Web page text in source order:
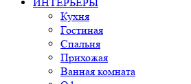
ИНТЕРЬЕРЫ
Кухня
Гостиная
Спальня
Прихожая
Ванная комната